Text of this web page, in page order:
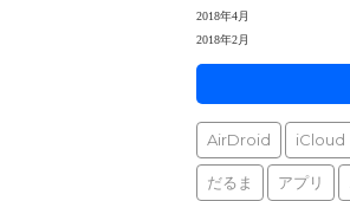
2018年4月
2018年2月
AirDroid iCloud
だるま アプリ